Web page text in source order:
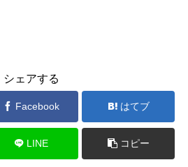
シェアする
Facebook はてブ
LINE コピー